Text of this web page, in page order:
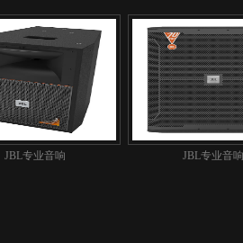
JBL专业音响 JBL专业音响